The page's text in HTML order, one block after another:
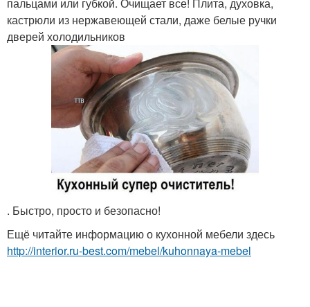
кастрюли из нержавеющей стали, даже белые ручки
дверей холодильников
. Быстро, просто и безопасно!
Ещё читайте информацию о кухонной мебели здесь
http://interior.ru-best.com/mebel/kuhonnaya-mebel